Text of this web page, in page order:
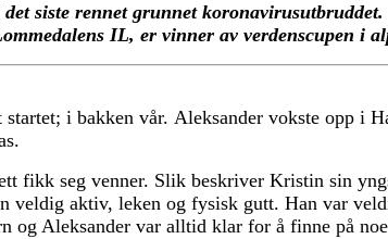
siste rennet grunnet koronavirusutbruddet.
IL, er vinner av verdenscupen i
i bakken vår. Aleksander vokste opp i
fikk seg venner. Slik beskriver Kristin sin
veldig aktiv, leken og fysisk gutt. Han var
og Aleksander var alltid klar for å finne på